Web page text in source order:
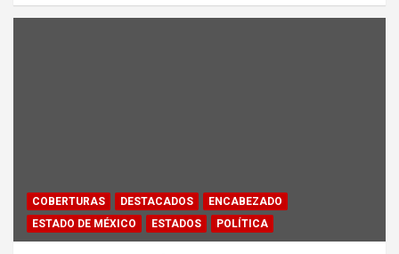
COBERTURAS DESTACADOS
ENCABEZADO
ESTADO DE MÉXICO
ESTADOS POLÍTICA